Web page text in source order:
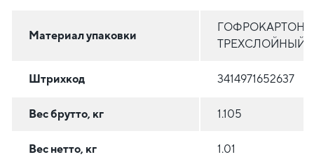
Материал упаковки
ГОФРОКАРТОН
ТРЕХСЛОЙНЫЙ
Штрихкод 3414971652637
Вес брутто, кг 1.105
Вес нетто, кг 1.01